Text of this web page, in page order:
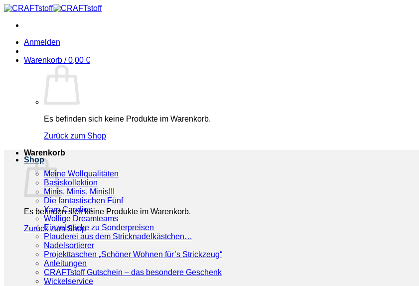
Zum
springen
Anmelden
Warenkorb /0,00 €
Es befinden sich keine Produkte im Warenkorb.
Zurück zum Shop
Warenkorb
Es befinden sich keine Produkte im Warenkorb.
Zurück zum Shop
Shop
Meine Wollqualitäten
Basiskollektion
Minis, Minis, Minis!!!
Die fantastischen Fünf
Yarn Candies
Wollige Dreamteams
Einzelstücke zu Sonderpreisen
Plauderei aus dem Stricknadelkästchen…
Nadelsortierer
Projekttaschen „Schöner Wohnen für’s Strickzeug“
Anleitungen
CRAFTstoff Gutschein – das besondere Geschenk
Wickelservice